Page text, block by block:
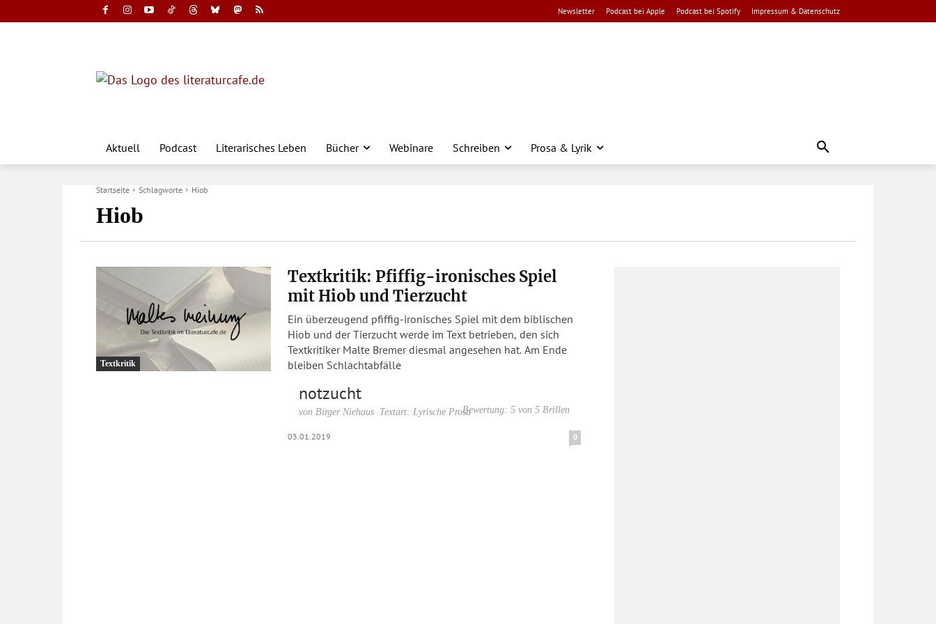
Newsletter Podcast bei Apple Podcast bei Spotify Impressum & Datenschutz
Aktuell Podcast Literarisches Leben Bücher Webinare Schreiben Prosa & Lyrik
Startseite Schlagworte Hiob
Hiob
Textkritik
Textkritik: Pfiffig-ironisches Spiel
mit Hiob und Tierzucht
Ein überzeugend pfiffig-ironisches Spiel mit dem biblischen
Hiob und der Tierzucht werde im Text betrieben, den sich
Textkritiker Malte Bremer diesmal angesehen hat. Am Ende
bleiben Schlachtabfälle
notzucht
von Birger Niehaus Textart: Lyrische ProsaBewertung: 5 von 5 Brillen
03.01.2019 0